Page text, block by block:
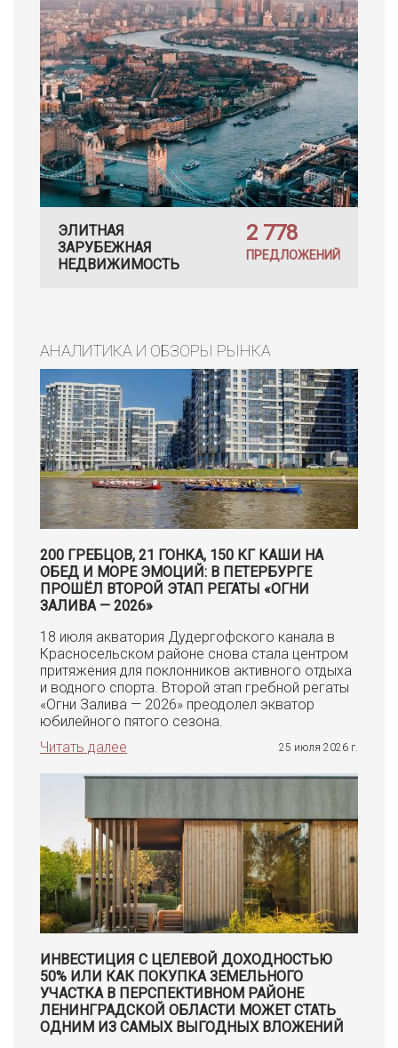
ЭЛИТНАЯ
ЗАРУБЕЖНАЯ
НЕДВИЖИМОСТЬ
2 778
ПРЕДЛОЖЕНИЙ
АНАЛИТИКА И ОБЗОРЫ РЫНКА
200 ГРЕБЦОВ, 21 ГОНКА, 150 КГ КАШИ НА
ОБЕД И МОРЕ ЭМОЦИЙ: В ПЕТЕРБУРГЕ
ПРОШЁЛ ВТОРОЙ ЭТАП РЕГАТЫ «ОГНИ
ЗАЛИВА — 2026»
18 июля акватория Дудергофского канала в
Красносельском районе снова стала центром
притяжения для поклонников активного отдыха
и водного спорта. Второй этап гребной регаты
«Огни Залива — 2026» преодолел экватор
юбилейного пятого сезона.
Читать далее
25 июля 2026 г.
ИНВЕСТИЦИЯ С ЦЕЛЕВОЙ ДОХОДНОСТЬЮ
50% ИЛИ КАК ПОКУПКА ЗЕМЕЛЬНОГО
УЧАСТКА В ПЕРСПЕКТИВНОМ РАЙОНЕ
ЛЕНИНГРАДСКОЙ ОБЛАСТИ МОЖЕТ СТАТЬ
ОДНИМ ИЗ САМЫХ ВЫГОДНЫХ ВЛОЖЕНИЙ